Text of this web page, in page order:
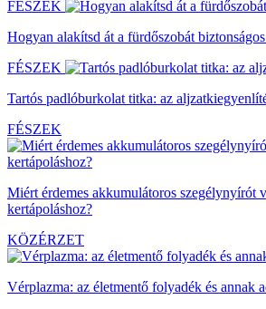
FÉSZEK
Hogyan alakítsd át a fürdőszobát
FÉSZEK
Tartós padlóburkolat titka: az
FÉSZEK
Miért érdemes akkumulátoros szegélynyírót
kertápoláshoz?
KÖZÉRZET
Vérplazma: az életmentő folyadék és annak